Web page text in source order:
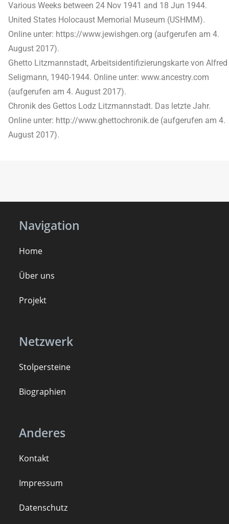
Various Weeks between 24 Nov 1941 and 18 Jun 1944.
United States Holocaust Memorial Museum (USHMM).
Online unter: https://www.jewishgen.org (aufgerufen am 4.
August 2017).
Ghetto Litzmannstadt, Arbeitsidentifizierungskarte von Alfred
Seligmann, 1940-1944. Online unter: www.ancestry.com
(aufgerufen am 4. August 2017).
Chronik des Gettos Lodz Litzmannstadt. Das letzte Jahr.
Online unter: http://www.ghettochronik.de (aufgerufen am 4.
August 2017).
Navigation
Home
Über uns
Projekt
Netzwerk
Stolpersteine
Biographien
Anderes
Kontakt
Impressum
Datenschutz